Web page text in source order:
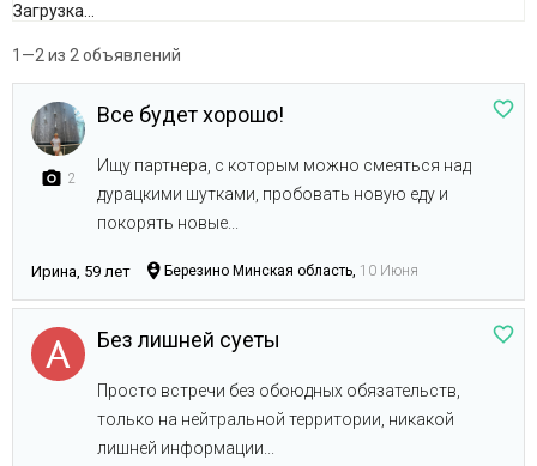
Загрузка...
1—2 из 2 объявлений
2
Все будет хорошо!
Ищу партнера, с которым можно смеяться над
дурацкими шутками, пробовать новую еду и
покорять новые...
Ирина, 59 лет Березино Минская область, 10 Июня
Без лишней суеты
Просто встречи без обоюдных обязательств,
только на нейтральной территории, никакой
лишней информации...